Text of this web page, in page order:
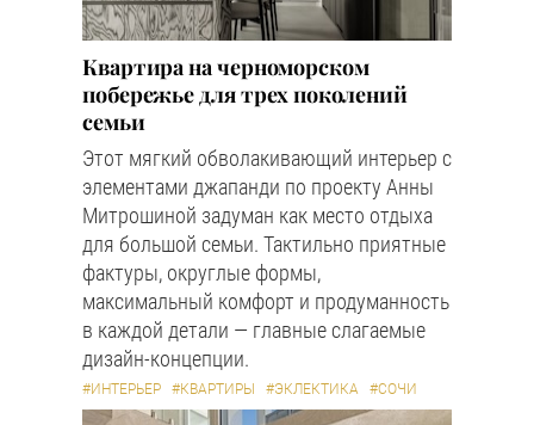
Квартира на черноморском
побережье для трех поколений
семьи
Этот мягкий обволакивающий интерьер с
элементами джапанди по проекту Анны
Митрошиной задуман как место отдыха
для большой семьи. Тактильно приятные
фактуры, округлые формы,
максимальный комфорт и продуманность
в каждой детали — главные слагаемые
дизайн-концепции.
#ИНТЕРЬЕР #КВАРТИРЫ #ЭКЛЕКТИКА #СОЧИ